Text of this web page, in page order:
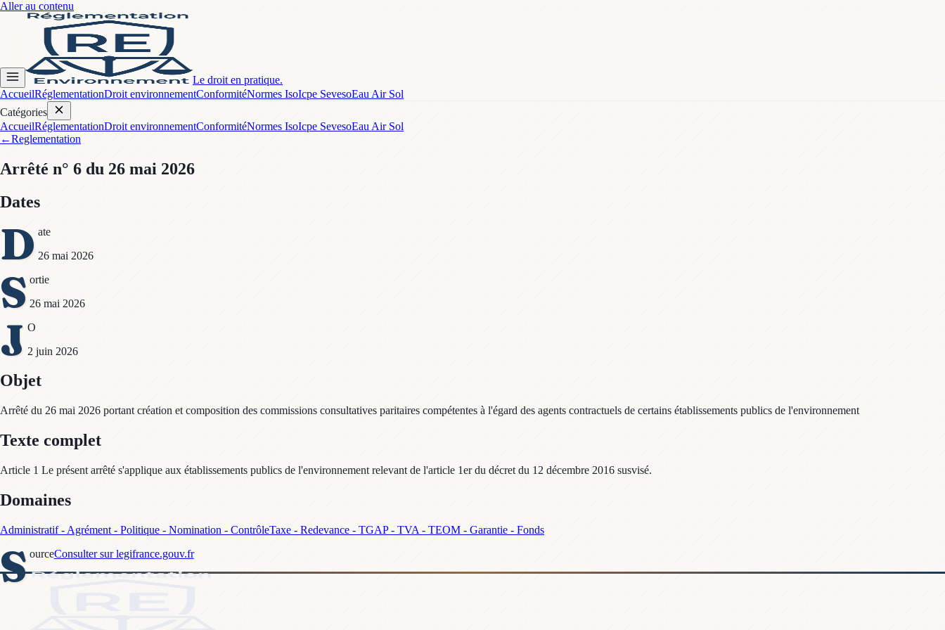
Aller au contenu
Le droit en pratique.
AccueilRéglementationDroit environnementConformitéNormes IsoIcpe SevesoEau Air Sol
Catégories
AccueilRéglementationDroit environnementConformitéNormes IsoIcpe SevesoEau Air Sol
←Reglementation
Arrêté n° 6 du 26 mai 2026
Dates
D ate
26 mai 2026
S ortie
26 mai 2026
J O
2 juin 2026
Objet
Arrêté du 26 mai 2026 portant création et composition des commissions consultatives paritaires compétentes à l'égard des agents contractuels de certains établissements publics de l'environnement
Texte complet
Article 1 Le présent arrêté s'applique aux établissements publics de l'environnement relevant de l'article 1er du décret du 12 décembre 2016 susvisé.
Domaines
Administratif - Agrément - Politique - Nomination - ContrôleTaxe - Redevance - TGAP - TVA - TEOM - Garantie - Fonds
S ourceConsulter sur legifrance.gouv.fr